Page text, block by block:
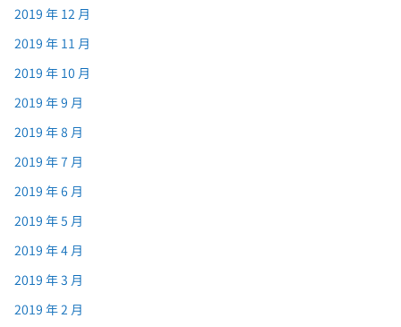
2019 年 12 月
2019 年 11 月
2019 年 10 月
2019 年 9 月
2019 年 8 月
2019 年 7 月
2019 年 6 月
2019 年 5 月
2019 年 4 月
2019 年 3 月
2019 年 2 月